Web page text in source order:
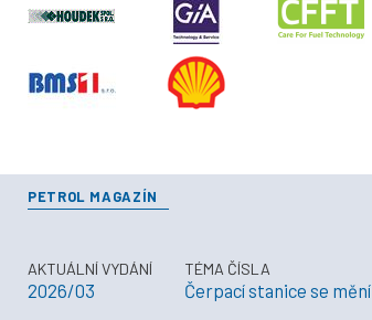
PETROL MAGAZÍN
AKTUÁLNÍ VYDÁNÍ
2026/03
TÉMA ČÍSLA
Čerpací stanice se mění